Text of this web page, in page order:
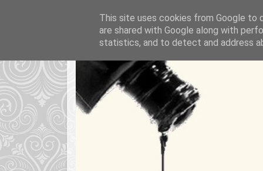
This site uses cookies from Google to
are shared with Google along with
statistics, and to detect and address